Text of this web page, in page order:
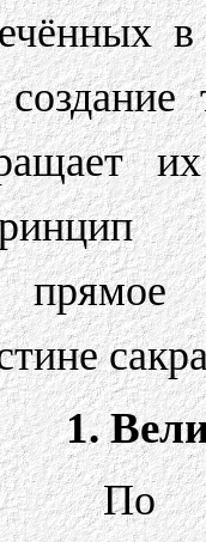
1.
По